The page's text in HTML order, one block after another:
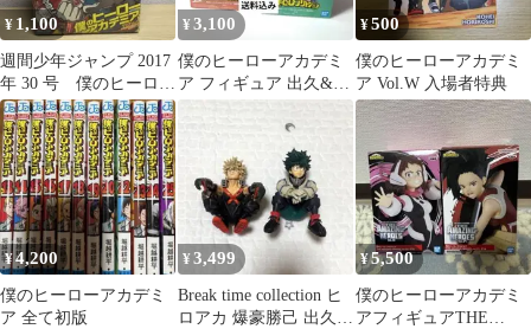
¥ 1,100
週間少年ジャンプ 2017
年 30 号 僕のヒーロー
アカデミア集英社
¥3,100
僕のヒーローアカデミ
ア フィギュア 出久&爆
概要欄必読
¥500
僕のヒーローアカデミ
ア Vol.W 入場者特典
¥4,200
僕のヒーローアカデミ
ア 全て初版
¥3,499
Break time collection ヒ
ロアカ 爆豪勝己 出久
¥5,500
僕のヒーローアカデミ
アフィギュアTHE